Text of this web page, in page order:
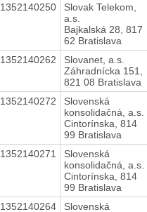
1352140250
Slovak Telekom,
a.s.
Bajkalská 28, 817
62 Bratislava
1352140262
Slovanet, a.s.
Záhradnícka 151,
821 08 Bratislava
1352140272
Slovenská
konsolidačná, a.s.
Cintorínska, 814
99 Bratislava
1352140271
Slovenská
konsolidačná, a.s.
Cintorínska, 814
99 Bratislava
1352140264
Slovenská